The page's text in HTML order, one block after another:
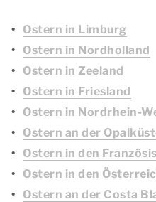
Ostern in Limburg
Ostern in Nordholland
Ostern in Zeeland
Ostern in Friesland
Ostern in Nordrhein-
Ostern an der
Ostern in den
Ostern in den
Ostern an der Costa